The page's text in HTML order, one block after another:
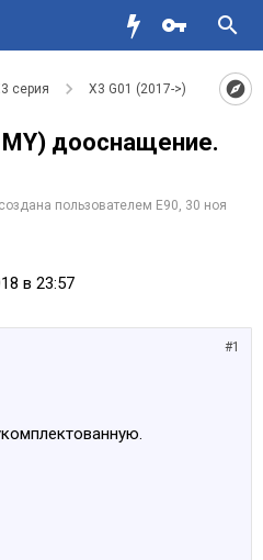
серия X3 G01 (2017->)
дооснащение.
пользователем E90, 30 ноя
в 23:57
#1